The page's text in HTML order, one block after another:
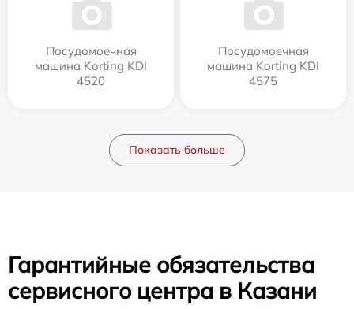
Посудомоечная
машина Korting KDI
4520
Посудомоечная
машина Korting KDI
4575
Показать больше
Гарантийные обязательства
сервисного центра в Казани